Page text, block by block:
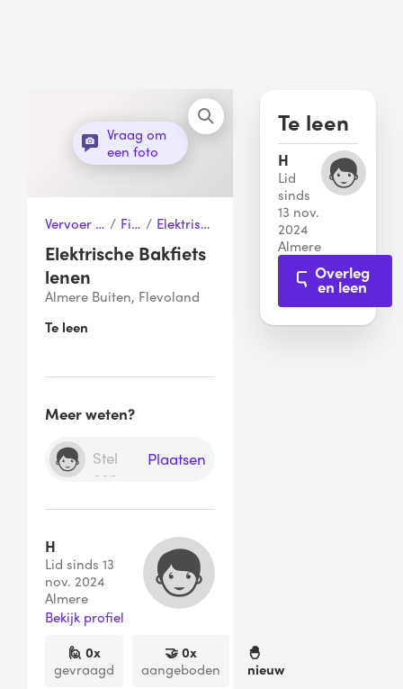
Vraag om
een foto
Vervoer & Transport / Fietsen / Elektrische Bakfiets
Elektrische Bakfiets
lenen
Almere Buiten, Flevoland
Te leen
Meer weten?
Plaatsen
H
Lid sinds 13
nov. 2024
Almere
Bekijk profiel
🙋 0x
gevraagd
🤝0x
aangeboden
🐣
nieuw
Te leen
H
Lid
sinds
13 nov.
2024
Almere
Overleg
en leen